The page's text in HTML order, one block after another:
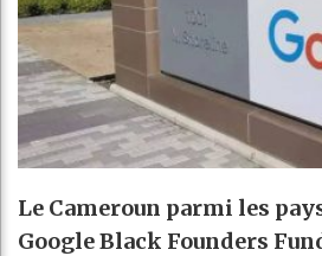
Le Cameroun parmi les
Google Black Founders